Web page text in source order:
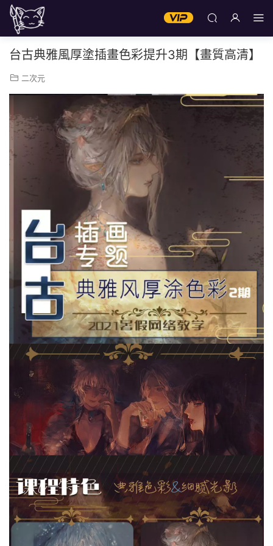
台古典雅風厚塗插畫色彩提升3期【畫質高清】
二次元